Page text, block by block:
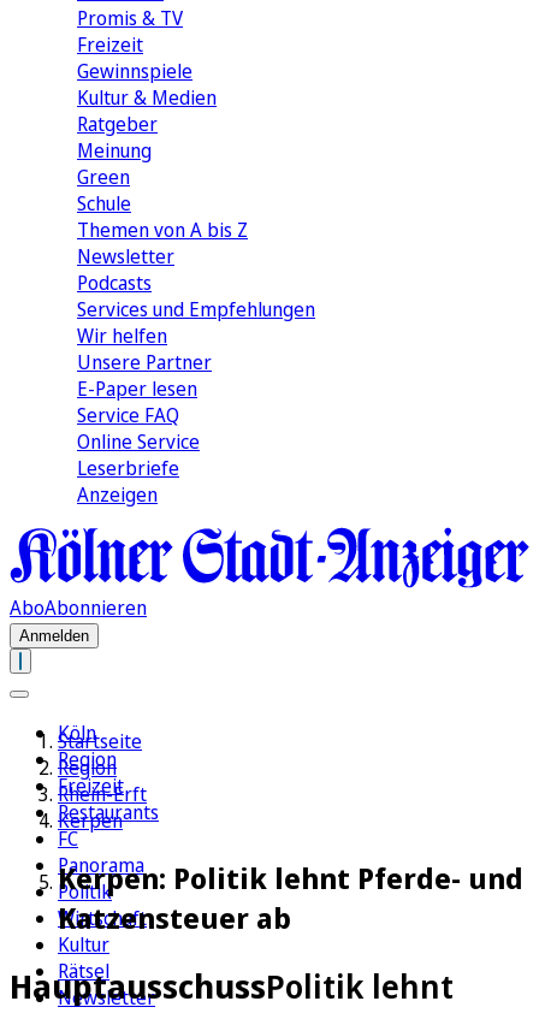
Promis & TV
Freizeit
Gewinnspiele
Kultur & Medien
Ratgeber
Meinung
Green
Schule
Themen von A bis Z
Newsletter
Podcasts
Services und Empfehlungen
Wir helfen
Unsere Partner
E-Paper lesen
Service FAQ
Online Service
Leserbriefe
Anzeigen
AboAbonnieren
Anmelden
Köln
Region
Freizeit
Restaurants
FC
Panorama
Politik
Wirtschaft
Kultur
Rätsel
Newsletter
Startseite
Region
Rhein-Erft
Kerpen
Kerpen: Politik lehnt Pferde- und
Katzensteuer ab
HauptausschussPolitik lehnt